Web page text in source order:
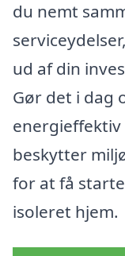
du nemt
ud af din
Gør det i dag
beskytter
for at få
isoleret hjem.